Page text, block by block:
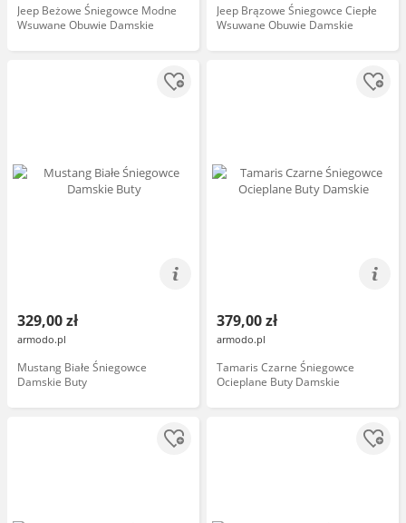
Jeep Beżowe Śniegowce Modne
Wsuwane Obuwie Damskie
Jeep Brązowe Śniegowce Ciepłe
Wsuwane Obuwie Damskie
329,00 zł
armodo.pl
Mustang Białe Śniegowce
Damskie Buty
379,00 zł
armodo.pl
Tamaris Czarne Śniegowce
Ocieplane Buty Damskie